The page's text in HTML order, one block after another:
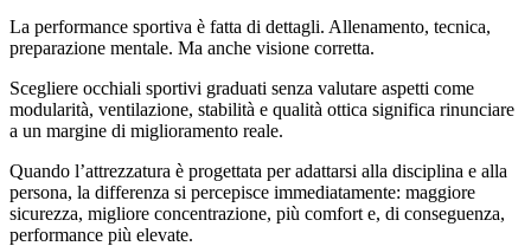
La performance sportiva è fatta di dettagli. Allenamento, tecnica,
preparazione mentale. Ma anche visione corretta.
Scegliere occhiali sportivi graduati senza valutare aspetti come
modularità, ventilazione, stabilità e qualità ottica significa rinunciare
a un margine di miglioramento reale.
Quando l’attrezzatura è progettata per adattarsi alla disciplina e alla
persona, la differenza si percepisce immediatamente: maggiore
sicurezza, migliore concentrazione, più comfort e, di conseguenza,
performance più elevate.